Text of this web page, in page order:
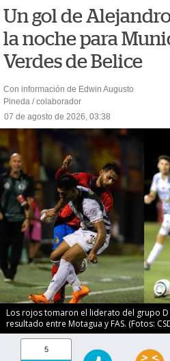
Un gol de
la noche para
Verdes de Belice
Con información de Edwin Augusto
Pineda / colaborador
07 de agosto de 2026, 03:38
Los rojos tomaron el liderato del grupo
resultado entre Motagua y FAS. (Fotos:
5